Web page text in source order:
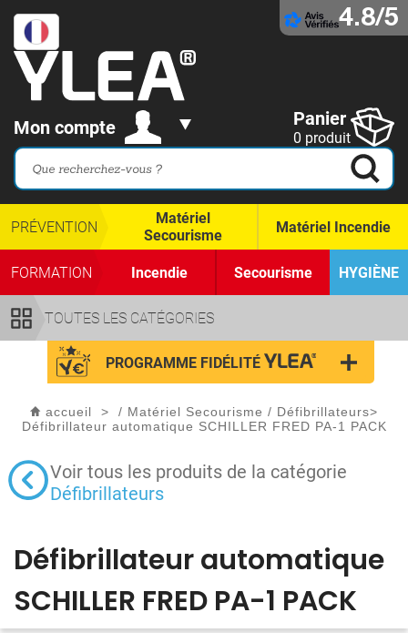
4.8/5
Mon compte Panier
0 produit
TOUTES LES CATÉGORIES
PRÉVENTION
Matériel
Secourisme
Matériel Incendie
FORMATION Incendie Secourisme HYGIÈNE
PROGRAMME FIDÉLITÉ
accueil > / Matériel Secourisme / Défibrillateurs>
Défibrillateur automatique SCHILLER FRED PA-1 PACK
Voir tous les produits de la catégorie
Défibrillateurs
Défibrillateur automatique
SCHILLER FRED PA-1 PACK